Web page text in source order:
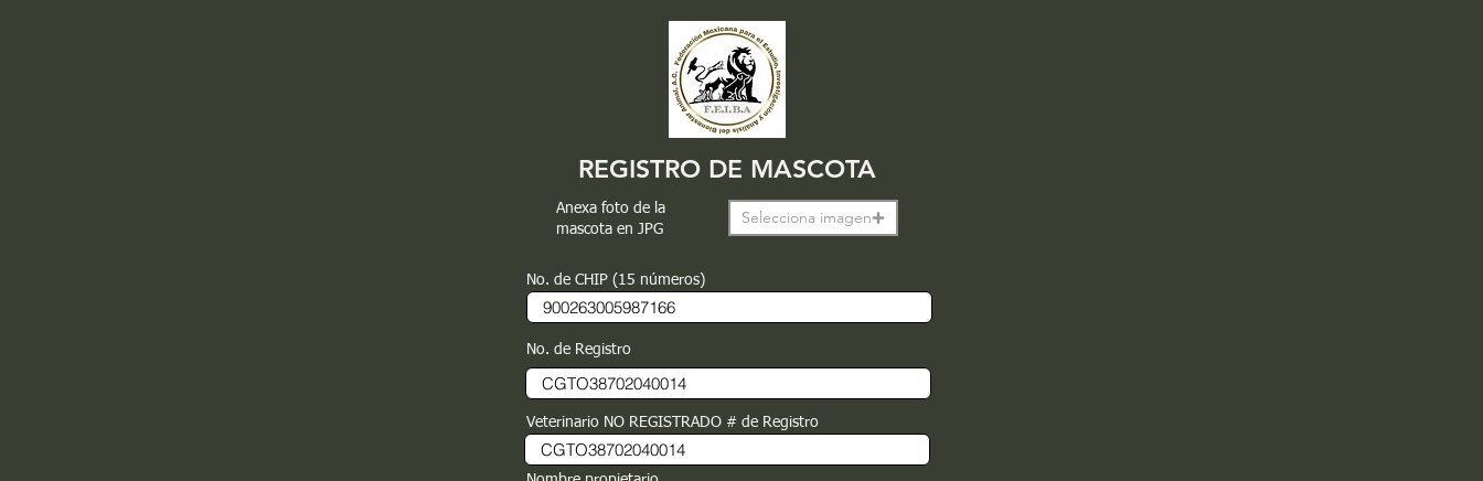
REGISTRO DE MASCOTA
Selecciona imagen
Anexa foto de la
mascota en JPG
No. de CHIP (15 números)
No. de Registro
Veterinario NO REGISTRADO # de Registro